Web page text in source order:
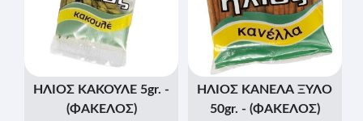
ΗΛΙΟΣ ΚΑΚΟΥΛΕ 5gr. -
(ΦΑΚΕΛΟΣ)
ΗΛΙΟΣ ΚΑΝΕΛΑ ΞΥΛΟ
50gr. - (ΦΑΚΕΛΟΣ)